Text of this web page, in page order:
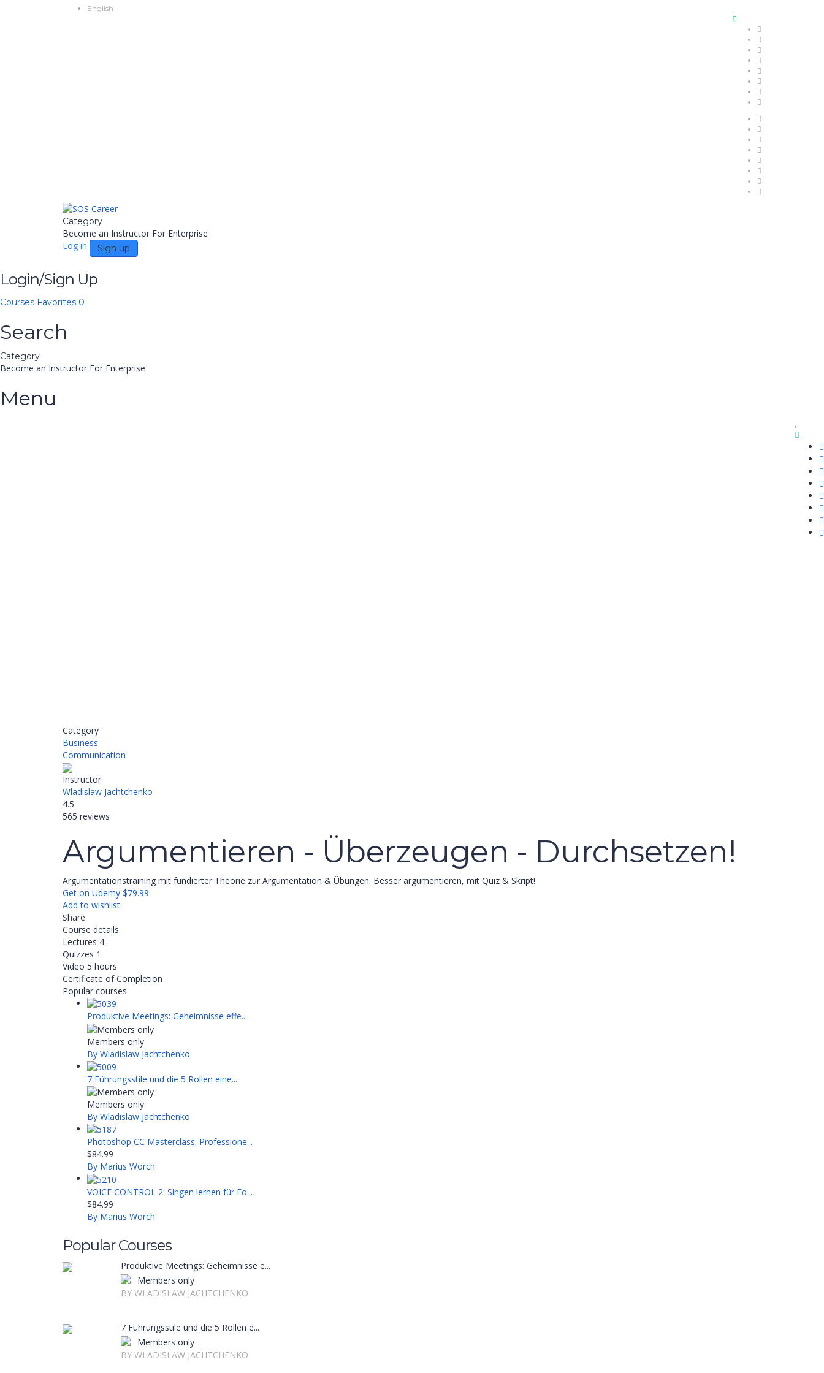
English
Category
Become an Instructor For Enterprise
Log in
Sign up
Login/Sign Up
Courses Favorites 0
Search
Category
Become an Instructor For Enterprise
Menu
Category
Business
Communication
Instructor
Wladislaw Jachtchenko
4.5
565 reviews
Argumentieren - Überzeugen - Durchsetzen!
Argumentationstraining mit fundierter Theorie zur Argumentation & Übungen. Besser argumentieren, mit Quiz & Skript!
Get on Udemy $79.99
Add to wishlist
Share
Course details
Lectures 4
Quizzes 1
Video 5 hours
Certificate of Completion
Popular courses
Produktive Meetings: Geheimnisse effe...
Members only
By Wladislaw Jachtchenko
7 Führungsstile und die 5 Rollen eine...
Members only
By Wladislaw Jachtchenko
Photoshop CC Masterclass: Professione...
$84.99
By Marius Worch
VOICE CONTROL 2: Singen lernen für Fo...
$84.99
By Marius Worch
Popular Courses
Produktive Meetings: Geheimnisse e...
Members only
BY WLADISLAW JACHTCHENKO
7 Führungsstile und die 5 Rollen e...
Members only
BY WLADISLAW JACHTCHENKO